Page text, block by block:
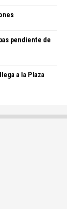
pendiente de
a la Plaza